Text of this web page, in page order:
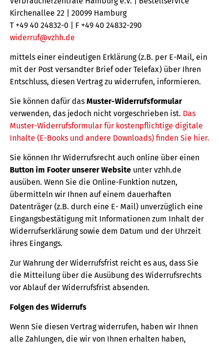
Kirchenallee 22 | 20099 Hamburg
T +49 40 24832-0 | F +49 40 24832-290
widerruf@vzhh.de
mittels einer eindeutigen Erklärung (z.B. per E-Mail, ein
mit der Post versandter Brief oder Telefax) über Ihren
Entschluss, diesen Vertrag zu widerrufen, informieren.
Sie können dafür das Muster-Widerrufsformular
verwenden, das jedoch nicht vorgeschrieben ist. Das
Muster-Widerrufsformular für kostenpflichtige digitale
Inhalte (E-Books und andere Downloads) finden Sie hier.
Sie können Ihr Widerrufsrecht auch online über einen
Button im Footer unserer Website unter vzhh.de
ausüben. Wenn Sie die Online-Funktion nutzen,
übermitteln wir Ihnen auf einem dauerhaften
Datenträger (z.B. durch eine E- Mail) unverzüglich eine
Eingangsbestätigung mit Informationen zum Inhalt der
Widerrufserklärung sowie dem Datum und der Uhrzeit
ihres Eingangs.
Zur Wahrung der Widerrufsfrist reicht es aus, dass Sie
die Mitteilung über die Ausübung des Widerrufsrechts
vor Ablauf der Widerrufsfrist absenden.
Folgen des Widerrufs
Wenn Sie diesen Vertrag widerrufen, haben wir Ihnen
alle Zahlungen, die wir von Ihnen erhalten haben,